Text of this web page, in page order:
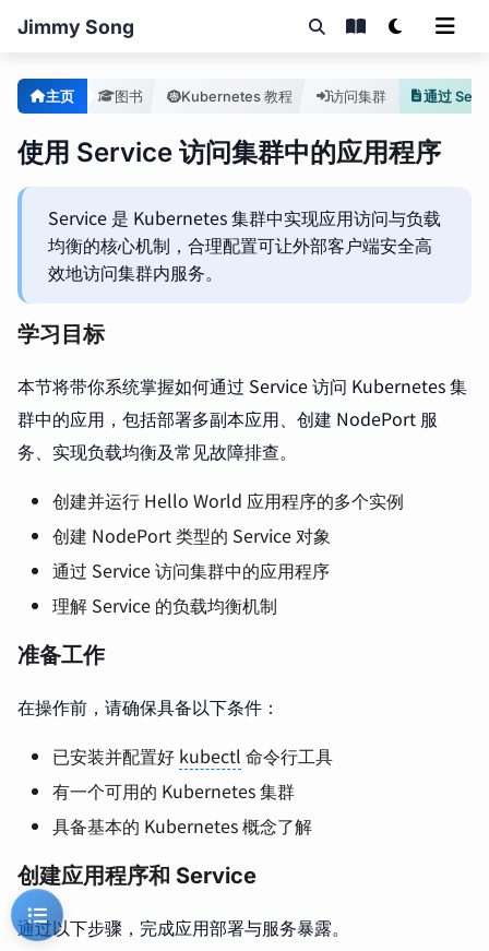
Jimmy Song
主页 图书 Kubernetes 教程 访问集群 通过
使用 Service 访问集群中的应用程序
Service 是 Kubernetes 集群中实现应用访问与负载
均衡的核心机制，合理配置可让外部客户端安全高
效地访问集群内服务。
学习目标
本节将带你系统掌握如何通过 Service 访问 Kubernetes 集
群中的应用，包括部署多副本应用、创建 NodePort 服
务、实现负载均衡及常见故障排查。
创建并运行 Hello World 应用程序的多个实例
创建 NodePort 类型的 Service 对象
通过 Service 访问集群中的应用程序
理解 Service 的负载均衡机制
准备工作
在操作前，请确保具备以下条件：
已安装并配置好 kubectl 命令行工具
有一个可用的 Kubernetes 集群
具备基本的 Kubernetes 概念了解
创建应用程序和 Service
通过以下步骤，完成应用部署与服务暴露。